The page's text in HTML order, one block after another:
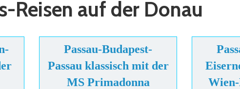
Reisen auf der Donau
Passau-Budapest-
Passau klassisch mit der
MS Primadonna